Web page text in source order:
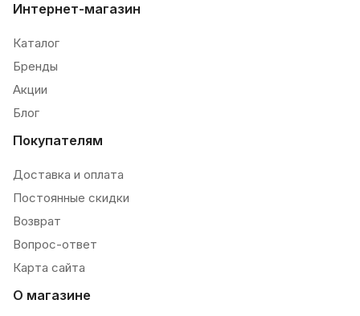
Интернет-магазин
Каталог
Бренды
Акции
Блог
Покупателям
Доставка и оплата
Постоянные скидки
Возврат
Вопрос-ответ
Карта сайта
О магазине